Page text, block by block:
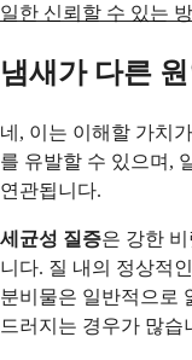
일한 신뢰할 수 있는
냄새가 다른
네, 이는 이해할 가치
를 유발할 수 있으며,
연관됩니다.
세균성 질증은 강한
니다. 질 내의 정상적
분비물은 일반적으로
드러지는 경우가 많습